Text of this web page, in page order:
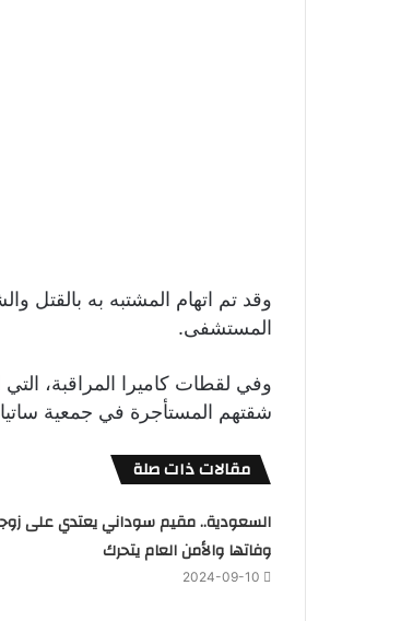
وقد تم اتهام المشتبه به بالقتل
المستشفى.
وفي لقطات كاميرا المراقبة،
شقتهم المستأجرة في جمعية
مقالات ذات صلة
السعودية.. مقيم سوداني يعتدي على
وفاتها والأمن العام يتحرك
2024-09-10